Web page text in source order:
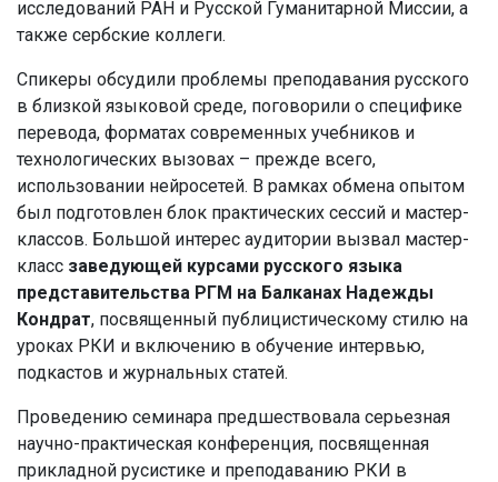
исследований РАН и Русской Гуманитарной Миссии, а
также сербские коллеги.
Спикеры обсудили проблемы преподавания русского
в близкой языковой среде, поговорили о специфике
перевода, форматах современных учебников и
технологических вызовах – прежде всего,
использовании нейросетей. В рамках обмена опытом
был подготовлен блок практических сессий и мастер-
классов. Большой интерес аудитории вызвал мастер-
класс заведующей курсами русского языка
представительства РГМ на Балканах Надежды
Кондрат, посвященный публицистическому стилю на
уроках РКИ и включению в обучение интервью,
подкастов и журнальных статей.
Проведению семинара предшествовала серьезная
научно-практическая конференция, посвященная
прикладной русистике и преподаванию РКИ в